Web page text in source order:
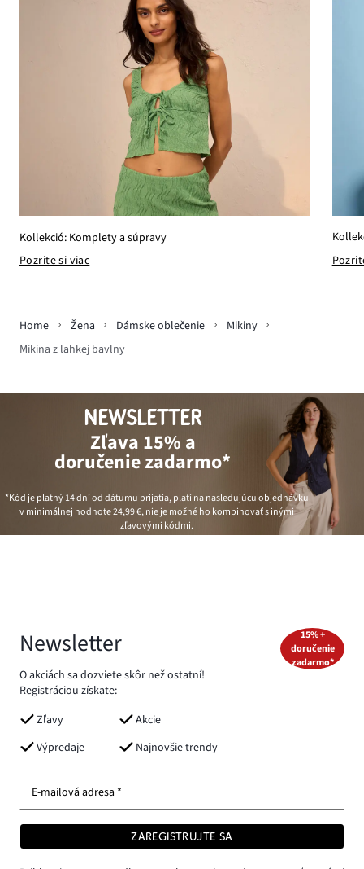
Kollekció: Komplety a súpravy
Pozrite si viac
Home Žena Dámske oblečenie
Mikiny
Mikina z ľahkej bavlny
NEWSLETTER
Zľava 15% a
doručenie zadarmo*
*Kód je platný 14 dní od dátumu prijatia, platí na nasledujúcu objednávku
v minimálnej hodnote24,99 €, nie je možné ho kombinovať s inými
zľavovými kódmi.
Newsletter
O akciách sa dozviete skôr než ostatní!
Registráciou získate:
Zľavy
Akcie
Výpredaje
Najnovšie trendy
15% +
doručenie
zadarmo*
E-mailová adresa *
ZAREGISTRUJTE SA